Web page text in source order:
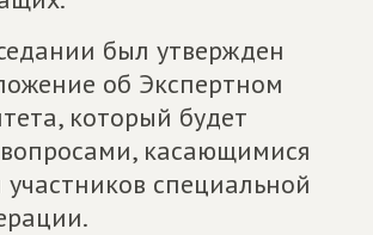
был утвержден
об Экспертном
который будет
касающимися
участников специальной